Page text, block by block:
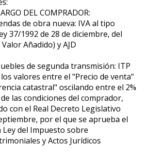
DEL COMPRADOR:
de obra nueva: IVA al tipo
37/1992 de 28 de diciembre, del
Añadido) y AJD
de segunda transmisión: ITP
valores entre el "Precio de venta"
catastral" oscilando entre el 2%
las condiciones del comprador,
con el Real Decreto Legislativo
por el que se aprueba el
del Impuesto sobre
y Actos Jurídicos